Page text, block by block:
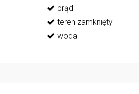
prąd
teren zamknięty
woda